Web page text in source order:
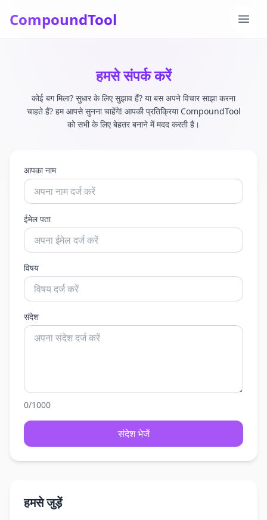
CompoundTool मुख्य
हमसे संपर्क करें
कोई बग मिला? सुधार के लिए सुझाव हैं? या बस अपने विचार साझा करना
चाहते हैं? हम आपसे सुनना चाहेंगे! आपकी प्रतिक्रिया CompoundTool
को सभी के लिए बेहतर बनाने में मदद करती है।
आपका नाम
ईमेल पता
विषय
संदेश
0/1000
संदेश भेजें
हमसे जुड़ें